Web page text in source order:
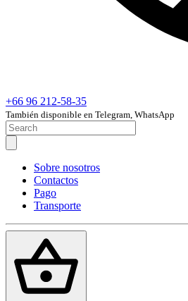
+66 96 212-58-35
También disponible en Telegram, WhatsApp
Sobre nosotros
Contactos
Pago
Transporte